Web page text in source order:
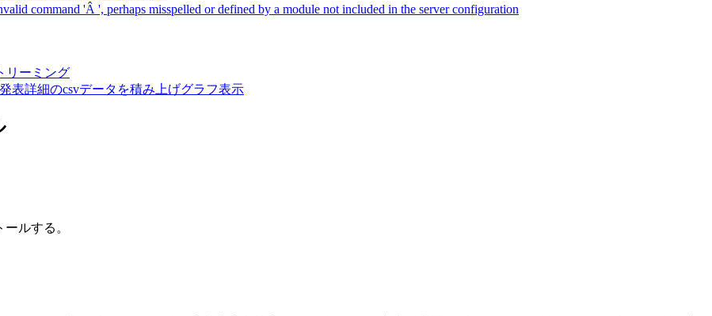
command 'Â ', perhaps misspelled or defined by a module not included in the server configuration
リーミング
表詳細のcsvデータを積み上げグラフ表示
ルする。